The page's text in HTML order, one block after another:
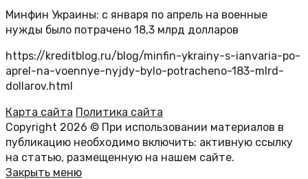
Минфин Украины: с января по апрель на военные
нужды было потрачено 18,3 млрд долларов
https://kreditblog.ru/blog/minfin-ykrainy-s-ianvaria-po-
aprel-na-voennye-nyjdy-bylo-potracheno-183-mlrd-
dollarov.html
Карта сайта Политика сайта
Copyright 2026 © При использовании материалов в
публикацию необходимо включить: активную ссылку
на статью, размещенную на нашем сайте.
Закрыть меню